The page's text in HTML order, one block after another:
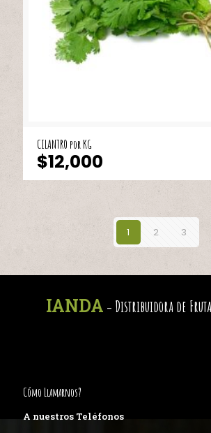
CILANTRO por KG
$12,000
1 2 3
IANDA - Distribuidora de
Cómo Llamarnos?
A nuestros Teléfonos